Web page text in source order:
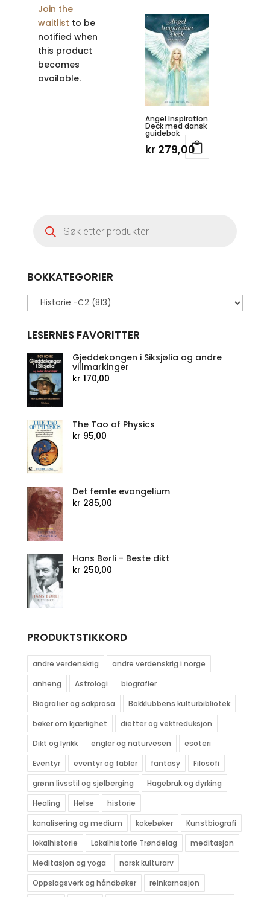
Join the
waitlist to be
notified when
this product
becomes
available.
Angel Inspiration
Deck med dansk
guidebok
kr279,00
search
BOKKATEGORIER
LESERNES FAVORITTER
Gjeddekongen i Siksjølia og andre
villmarkinger
kr 170,00
The Tao of Physics
kr 95,00
Det femte evangelium
kr 285,00
Hans Børli - Beste dikt
kr 250,00
PRODUKTSTIKKORD
andre verdenskrig
andre verdenskrig i norge
anheng
Astrologi
biografier
Biografier og sakprosa
Bokklubbens kulturbibliotek
bøker om kjærlighet
dietter og vektreduksjon
Dikt og lyrikk
engler og naturvesen
esoteri
Eventyr
eventyr og fabler fantasy
Filosofi
grønn livsstil og sjølberging
Hagebruk og dyrking
Healing
Helse
historie
kanalisering og medium
kokebøker
Kunstbiografi
lokalhistorie
Lokalhistorie Trøndelag
meditasjon
Meditasjon og yoga
norsk kulturarv
Oppslagsverk og håndbøker
reinkarnasjon